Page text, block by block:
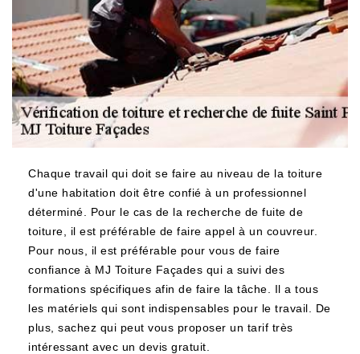
Chaque travail qui doit se faire au niveau de la toiture
d'une habitation doit être confié à un professionnel
déterminé. Pour le cas de la recherche de fuite de
toiture, il est préférable de faire appel à un couvreur.
Pour nous, il est préférable pour vous de faire
confiance à MJ Toiture Façades qui a suivi des
formations spécifiques afin de faire la tâche. Il a tous
les matériels qui sont indispensables pour le travail. De
plus, sachez qui peut vous proposer un tarif très
intéressant avec un devis gratuit.